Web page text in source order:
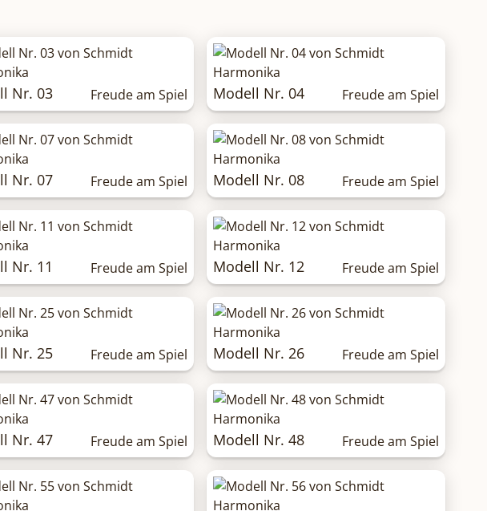
Nr. 03 Freude am Spiel Modell Nr. 04 Freude am Spiel
Nr. 07 Freude am Spiel Modell Nr. 08 Freude am Spiel
Nr. 11 Freude am Spiel Modell Nr. 12 Freude am Spiel
Nr. 25 Freude am Spiel Modell Nr. 26 Freude am Spiel
Nr. 47 Freude am Spiel Modell Nr. 48 Freude am Spiel